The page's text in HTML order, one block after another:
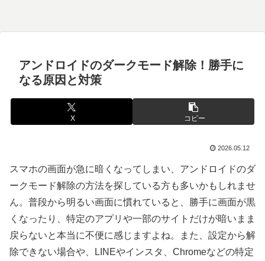
アンドロイドのダークモード解除！勝手に
なる原因と対策
X コピー
2026.05.12
スマホの画面が急に暗くなってしまい、アンドロイドのダ
ークモード解除の方法を探している方も多いかもしれませ
ん。普段から明るい画面に慣れていると、勝手に画面が黒
くなったり、特定のアプリや一部のサイトだけが暗いまま
戻らないと本当に不便に感じますよね。また、設定から解
除できない場合や、LINEやインスタ、Chromeなどの特定